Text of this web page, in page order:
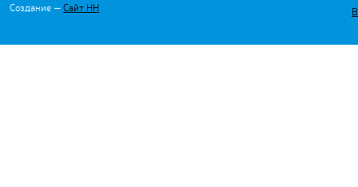
Создание — Сайт НН